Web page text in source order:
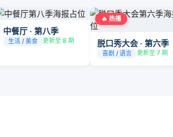
中餐厅 · 第八季
生活 / 美食 更新至 8 期
🔥 热播
脱口秀大会 · 第六季
喜剧 / 语言 更新至 7 期